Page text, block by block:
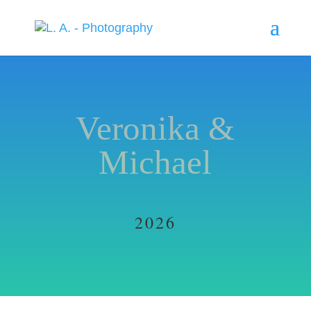
Veronika &
Michael
2026